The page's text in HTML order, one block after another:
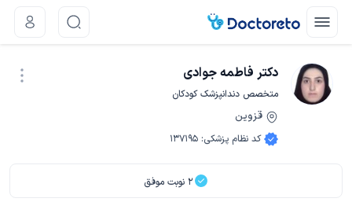
دکتر فاطمه جوادی
متخصص دندانپزشک کودکان
قزوین
کد نظام پزشکی:
137195
2 نوبت موفق